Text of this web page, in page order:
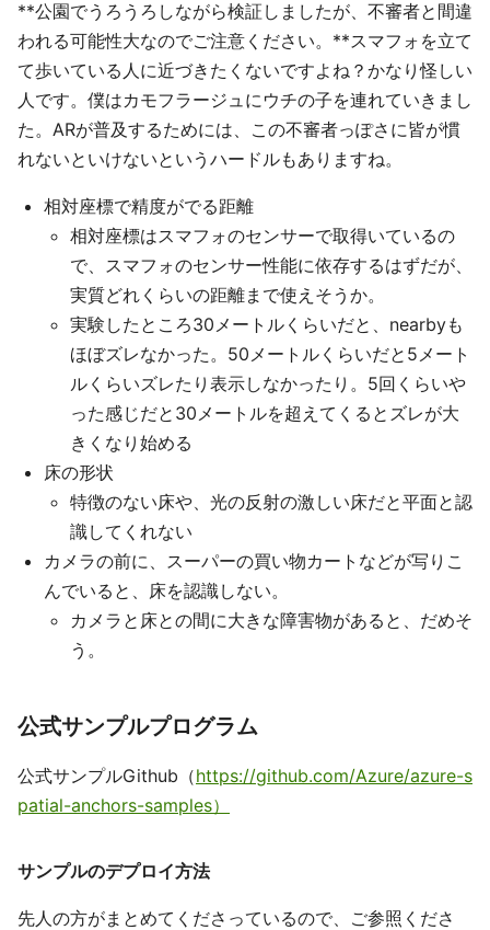
**公園でうろうろしながら検証しましたが、不審者と間違
われる可能性大なのでご注意ください。**スマフォを立て
て歩いている人に近づきたくないですよね？かなり怪しい
人です。僕はカモフラージュにウチの子を連れていきまし
た。ARが普及するためには、この不審者っぽさに皆が慣
れないといけないというハードルもありますね。
相対座標で精度がでる距離
相対座標はスマフォのセンサーで取得いているの
で、スマフォのセンサー性能に依存するはずだが、
実質どれくらいの距離まで使えそうか。
実験したところ30メートルくらいだと、nearbyも
ほぼズレなかった。50メートルくらいだと5メート
ルくらいズレたり表示しなかったり。5回くらいや
った感じだと30メートルを超えてくるとズレが大
きくなり始める
床の形状
特徴のない床や、光の反射の激しい床だと平面と認
識してくれない
カメラの前に、スーパーの買い物カートなどが写りこ
んでいると、床を認識しない。
カメラと床との間に大きな障害物があると、だめそ
う。
公式サンプルプログラム
公式サンプルGithub（https://github.com/Azure/azure-s
patial-anchors-samples）
サンプルのデプロイ方法
先人の方がまとめてくださっているので、ご参照くださ